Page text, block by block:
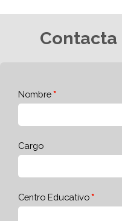
Contacta
Nombre
Cargo
Centro Educativo